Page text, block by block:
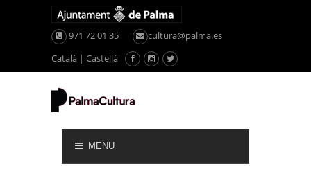
971 72 01 35
cultura@palma.es
Català | Castellà
MENU